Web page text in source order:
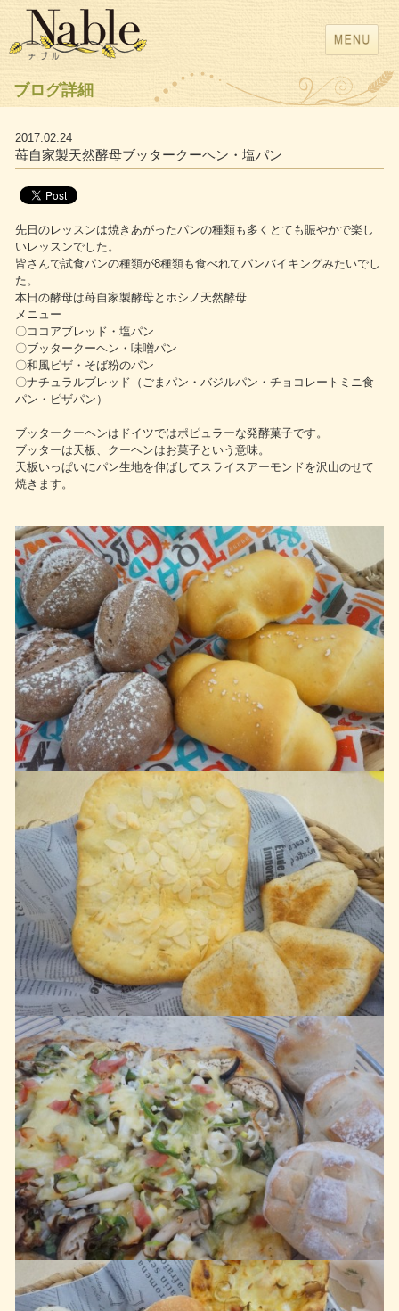
ブログ詳細
2017.02.24
苺自家製天然酵母ブッタークーヘン・塩パン
先日のレッスンは焼きあがったパンの種類も多くとても賑やかで楽し
いレッスンでした。
皆さんで試食パンの種類が8種類も食べれてパンバイキングみたいでし
た。
本日の酵母は苺自家製酵母とホシノ天然酵母
メニュー
〇ココアブレッド・塩パン
〇ブッタークーヘン・味噌パン
〇和風ビザ・そば粉のパン
〇ナチュラルブレッド（ごまパン・バジルパン・チョコレートミニ食
パン・ピザパン）
ブッタークーヘンはドイツではポピュラーな発酵菓子です。
ブッターは天板、クーヘンはお菓子という意味。
天板いっぱいにパン生地を伸ばしてスライスアーモンドを沢山のせて
焼きます。